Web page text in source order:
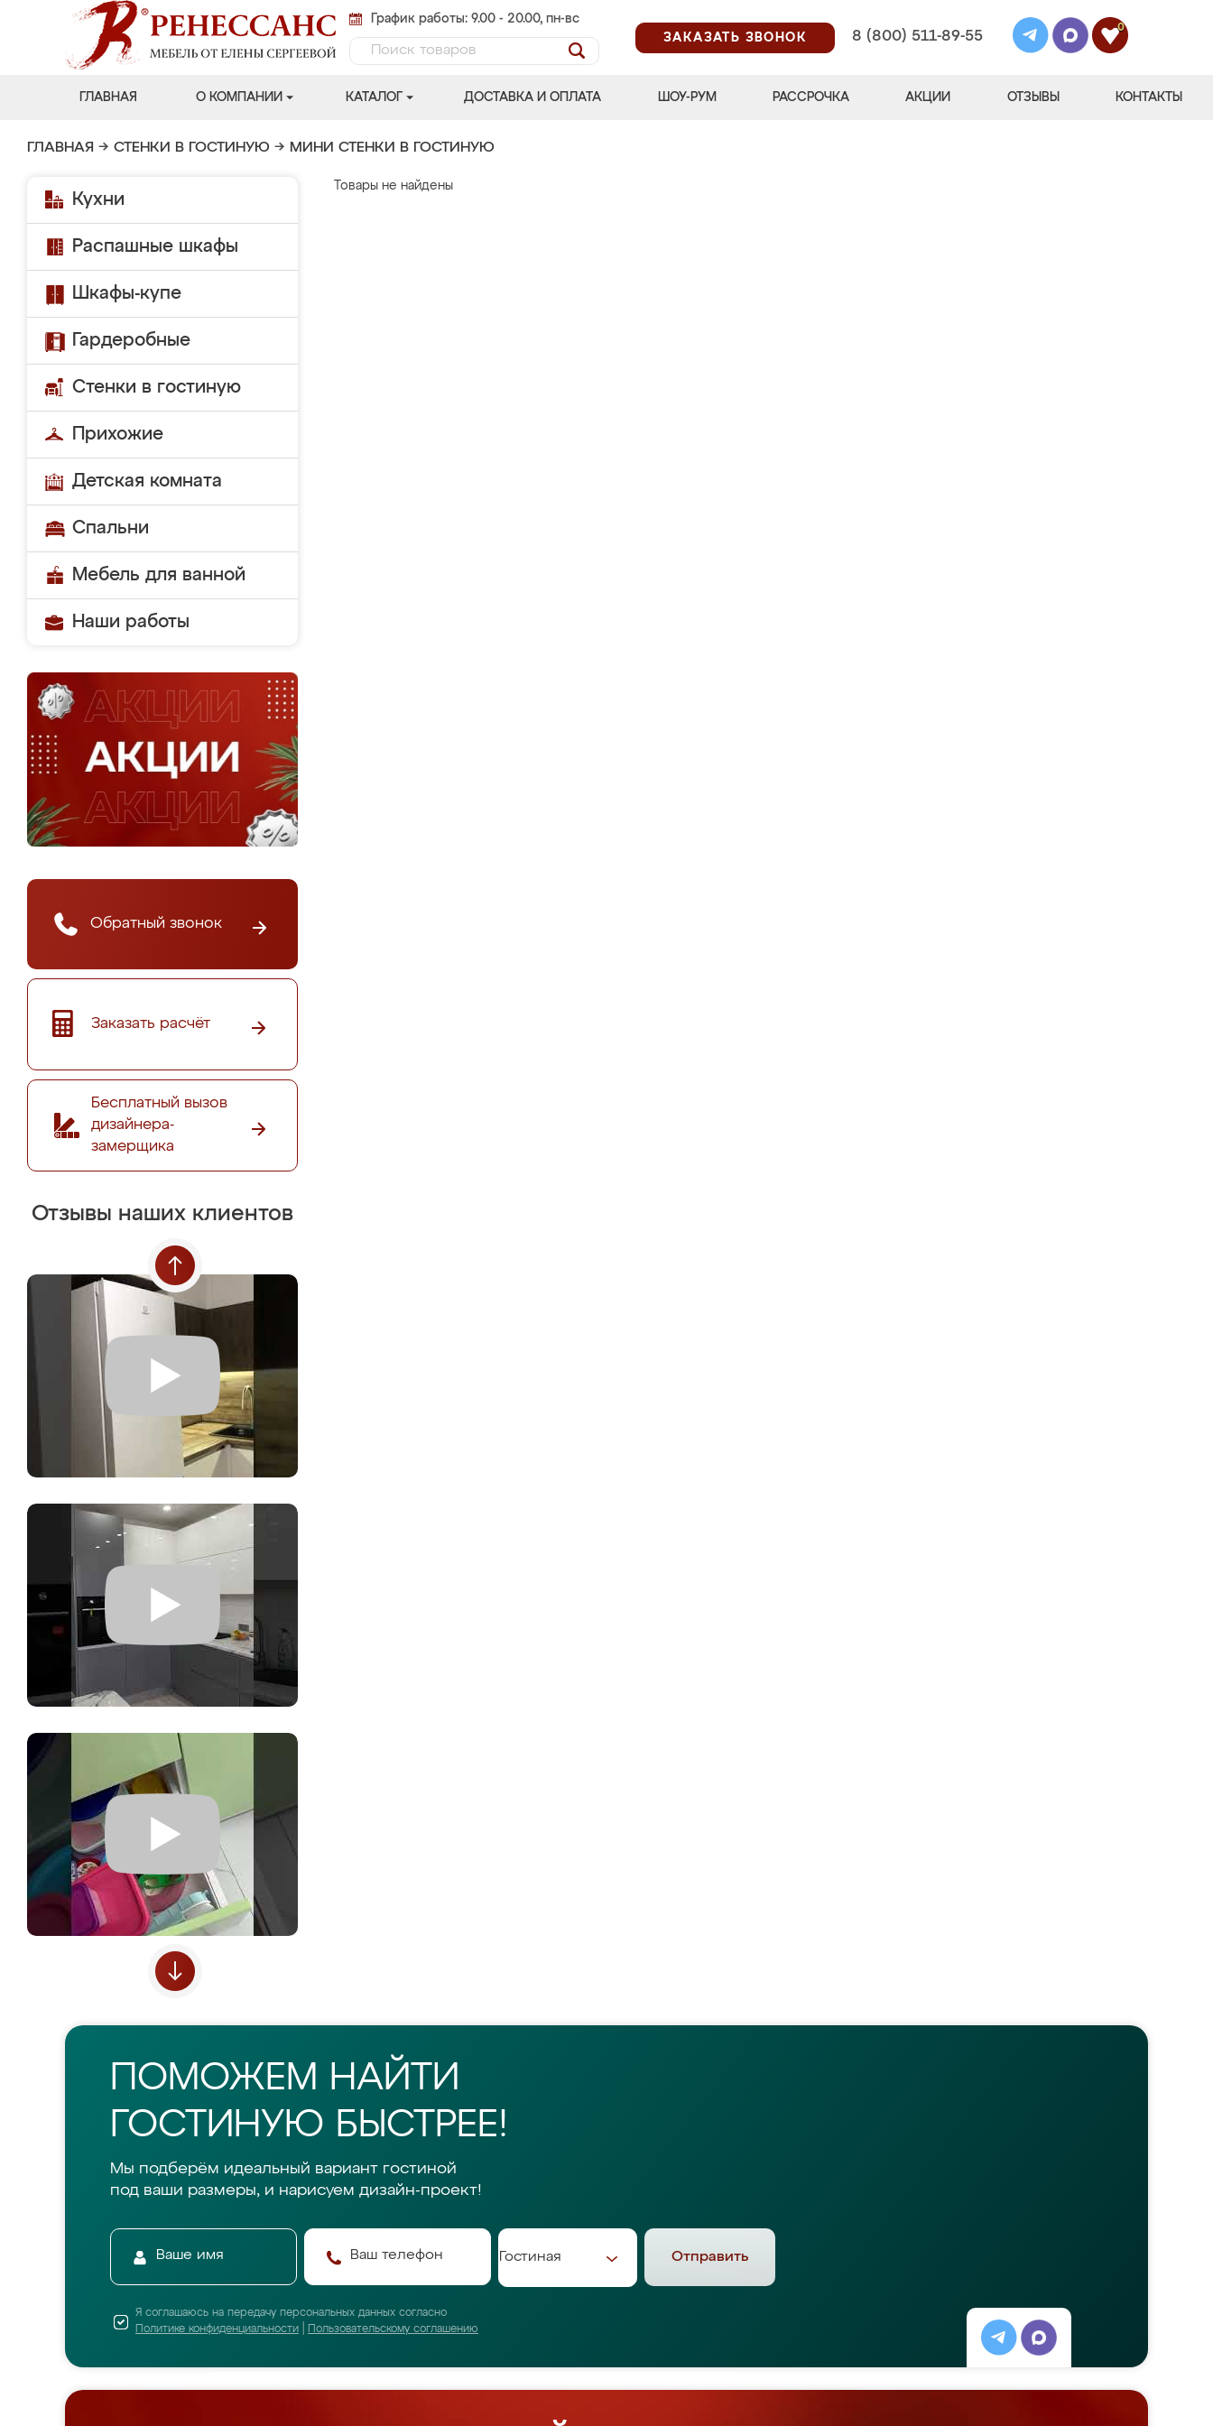
График работы: 9.00 - 20.00, пн-вс
ЗАКАЗАТЬ ЗВОНОК
8 (800) 511-89-55
0
ГЛАВНАЯ О КОМПАНИИ КАТАЛОГ ДОСТАВКА И ОПЛАТА ШОУ-РУМ РАССРОЧКА АКЦИИ ОТЗЫВЫ КОНТАКТЫ
ГЛАВНАЯ → СТЕНКИ В ГОСТИНУЮ → МИНИ СТЕНКИ В ГОСТИНУЮ
Кухни
Распашные шкафы
Шкафы-купе
Гардеробные
Стенки в гостиную
Прихожие
Детская комната
Спальни
Мебель для ванной
Наши работы
Обратный звонок
Заказать расчёт
Бесплатный вызов
дизайнера-
замерщика
Отзывы наших клиентов
Товары не найдены
ПОМОЖЕМ НАЙТИ
ГОСТИНУЮ БЫСТРЕЕ!
Мы подберём идеальный вариант гостиной
под ваши размеры, и нарисуем дизайн-проект!
Отправить
Я соглашаюсь на передачу персональных данных согласно
Политике конфиденциальности
Пользовательскому соглашению